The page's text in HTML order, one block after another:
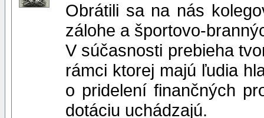
Obrátili sa na nás
zálohe a športovo-
V súčasnosti prebieha
rámci ktorej majú ľudia
o pridelení finančných
dotáciu uchádzajú.